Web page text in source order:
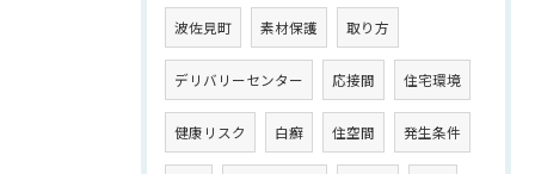
波佐見町 素材保護 取り方
デリバリーセンター 応接間 住宅環境
健康リスク 白癬 住空間 発生条件